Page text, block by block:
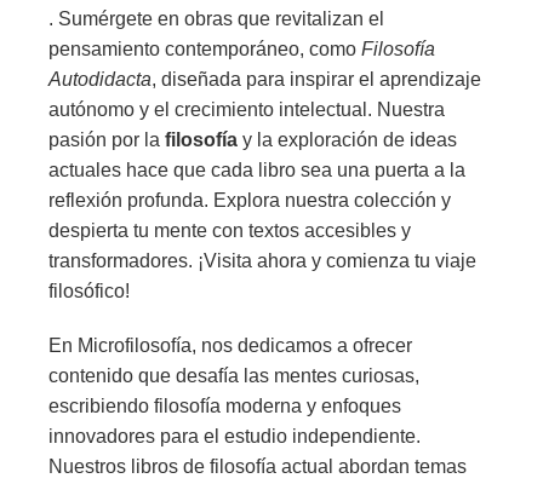
. Sumérgete en obras que revitalizan el
pensamiento contemporáneo, como Filosofía
Autodidacta, diseñada para inspirar el aprendizaje
autónomo y el crecimiento intelectual. Nuestra
pasión por la filosofía y la exploración de ideas
actuales hace que cada libro sea una puerta a la
reflexión profunda. Explora nuestra colección y
despierta tu mente con textos accesibles y
transformadores. ¡Visita ahora y comienza tu viaje
filosófico!
En Microfilosofía, nos dedicamos a ofrecer
contenido que desafía las mentes curiosas,
escribiendo filosofía moderna y enfoques
innovadores para el estudio independiente.
Nuestros libros de filosofía actual abordan temas